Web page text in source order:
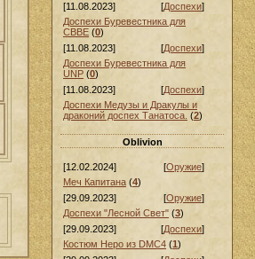
[11.08.2023]
[Доспехи]
Доспехи Буревестника для
СВВЕ (0)
[11.08.2023]
[Доспехи]
Доспехи Буревестника для
UNP (0)
[11.08.2023]
[Доспехи]
Доспехи Медузы и Дракулы и
драконий доспех Танатоса. (2)
Oblivion
[12.02.2024] [Оружие]
Меч Капитана (4)
[29.09.2023]
[Оружие]
Доспехи "Лесной Свет" (3)
[29.09.2023]
[Доспехи]
Костюм Неро из DMC4 (1)